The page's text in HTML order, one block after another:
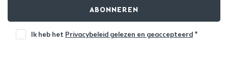
ABONNEREN
Ik heb het Privacybeleid gelezen en geaccepteerd *